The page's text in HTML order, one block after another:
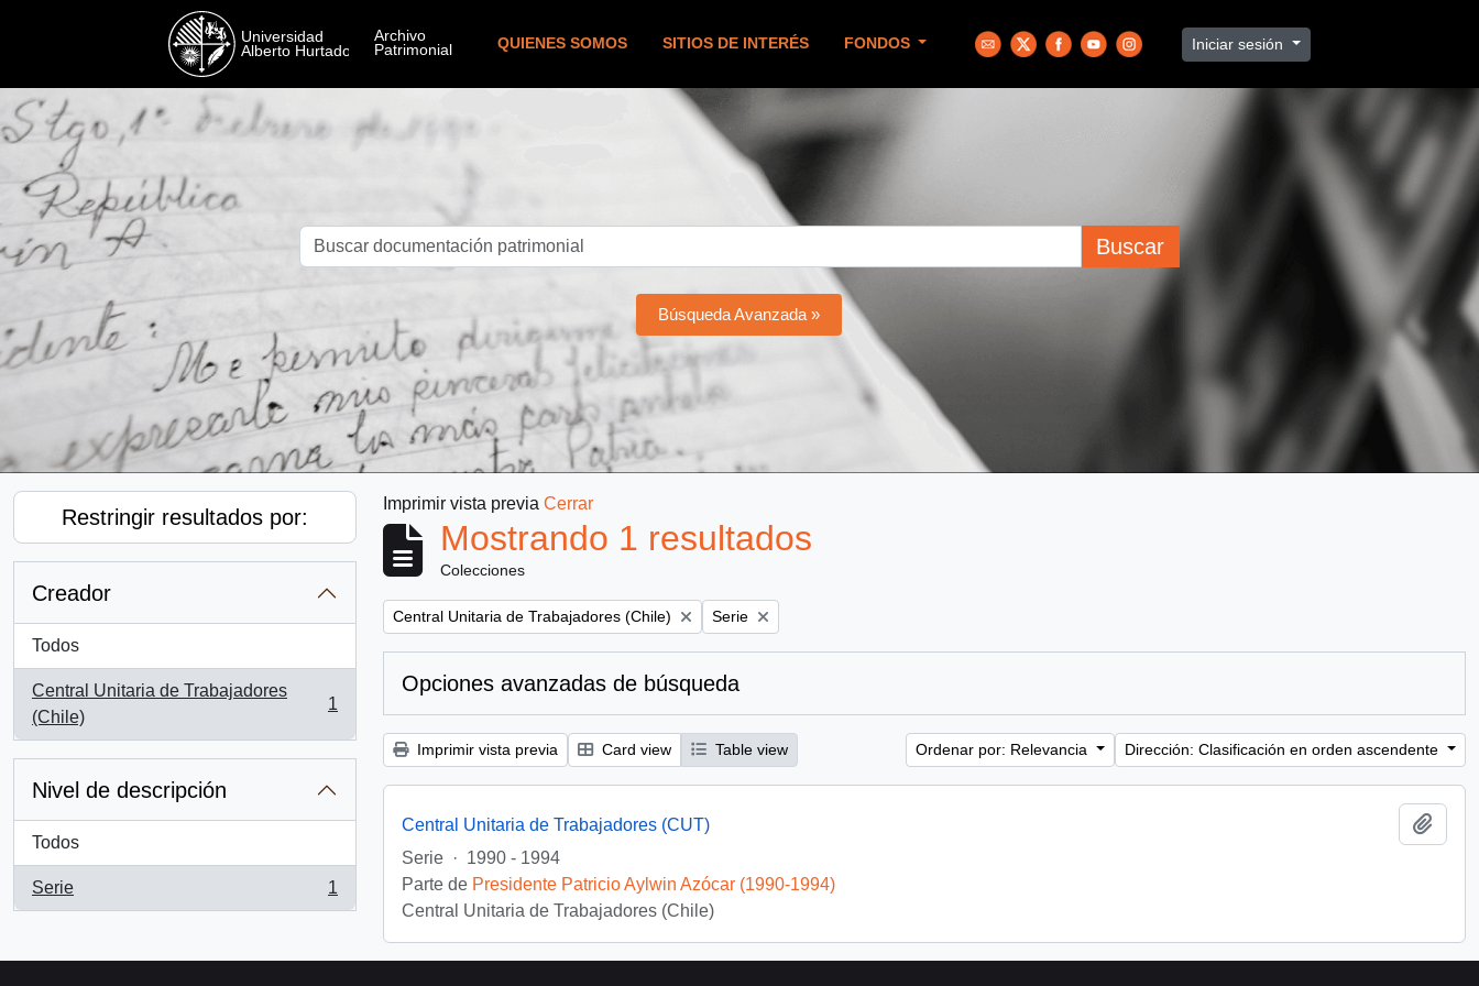
QUIENES SOMOS SITIOS DE INTERÉS FONDOS Iniciar sesión
Buscar
Búsqueda Avanzada »
Restringir resultados por:
Creador
Todos
Central Unitaria de Trabajadores
(Chile)
, 1 resultados
1
Nivel de descripción
Todos
Serie
, 1 resultados
1
Imprimir vista previa Cerrar
Mostrando 1 resultados
Colecciones
Remove filter:
Central Unitaria de Trabajadores (Chile) Remove filter:
Serie
Opciones avanzadas de búsqueda
Imprimir vista previa Card view Table view Ordenar por: Relevancia Dirección: Clasificación en orden ascendente
Central Unitaria de Trabajadores (CUT)
Serie · 1990 - 1994
Parte de Presidente Patricio Aylwin Azócar (1990-1994)
Central Unitaria de Trabajadores (Chile)